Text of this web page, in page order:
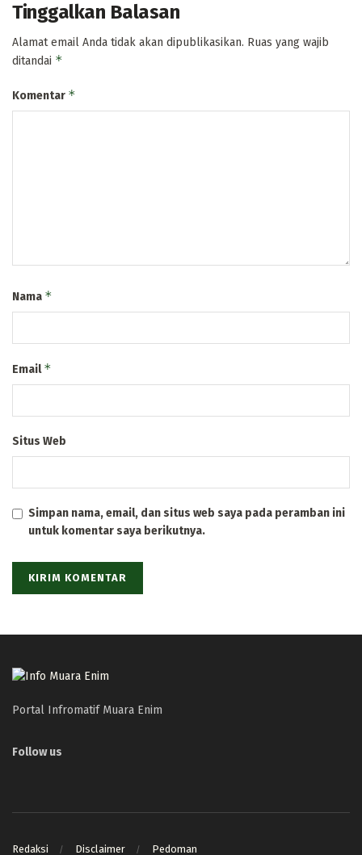
Tinggalkan Balasan
Alamat email Anda tidak akan dipublikasikan. Ruas yang wajib
ditandai *
Komentar *
Nama *
Email*
Situs Web
Simpan nama, email, dan situs web saya pada peramban ini
untuk komentar saya berikutnya.
Portal Infromatif Muara Enim
Follow us
Redaksi Disclaimer Pedoman